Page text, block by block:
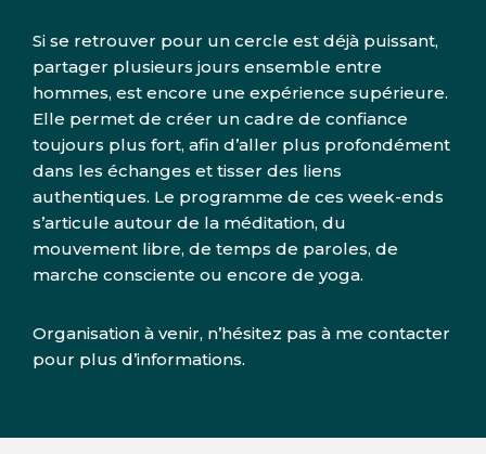
Si se retrouver pour un cercle est déjà puissant,
partager plusieurs jours ensemble entre
hommes, est encore une expérience supérieure.
Elle permet de créer un cadre de confiance
toujours plus fort, afin d’aller plus profondément
dans les échanges et tisser des liens
authentiques. Le programme de ces week-ends
s’articule autour de la méditation, du
mouvement libre, de temps de paroles, de
marche consciente ou encore de yoga.
Organisation à venir, n’hésitez pas à me contacter
pour plus d’informations.